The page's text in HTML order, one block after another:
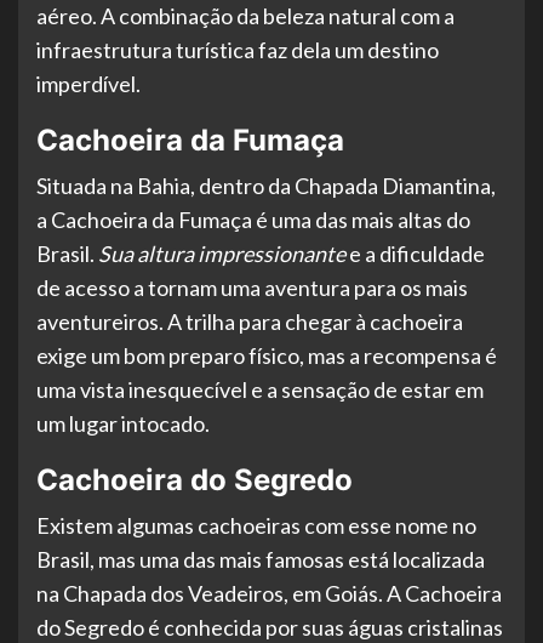
aéreo. A combinação da beleza natural com a
infraestrutura turística faz dela um destino
imperdível.
Cachoeira da Fumaça
Situada na Bahia, dentro da Chapada Diamantina,
a Cachoeira da Fumaça é uma das mais altas do
Brasil. Sua altura impressionantee a dificuldade
de acesso a tornam uma aventura para os mais
aventureiros. A trilha para chegar à cachoeira
exige um bom preparo físico, mas a recompensa é
uma vista inesquecível e a sensação de estar em
um lugar intocado.
Cachoeira do Segredo
Existem algumas cachoeiras com esse nome no
Brasil, mas uma das mais famosas está localizada
na Chapada dos Veadeiros, em Goiás. A Cachoeira
do Segredo é conhecida por suas águas cristalinas